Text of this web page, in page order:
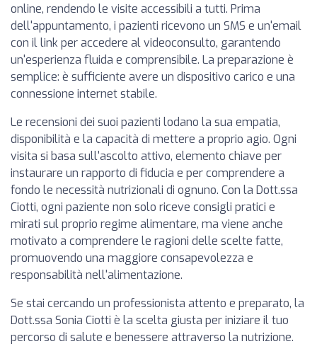
online, rendendo le visite accessibili a tutti. Prima
dell'appuntamento, i pazienti ricevono un SMS e un'email
con il link per accedere al videoconsulto, garantendo
un'esperienza fluida e comprensibile. La preparazione è
semplice: è sufficiente avere un dispositivo carico e una
connessione internet stabile.
Le recensioni dei suoi pazienti lodano la sua empatia,
disponibilità e la capacità di mettere a proprio agio. Ogni
visita si basa sull'ascolto attivo, elemento chiave per
instaurare un rapporto di fiducia e per comprendere a
fondo le necessità nutrizionali di ognuno. Con la Dott.ssa
Ciotti, ogni paziente non solo riceve consigli pratici e
mirati sul proprio regime alimentare, ma viene anche
motivato a comprendere le ragioni delle scelte fatte,
promuovendo una maggiore consapevolezza e
responsabilità nell'alimentazione.
Se stai cercando un professionista attento e preparato, la
Dott.ssa Sonia Ciotti è la scelta giusta per iniziare il tuo
percorso di salute e benessere attraverso la nutrizione.